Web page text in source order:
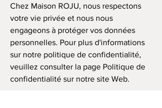
Chez Maison ROJU, nous respectons
votre vie privée et nous nous
engageons à protéger vos données
personnelles. Pour plus d'informations
sur notre politique de confidentialité,
veuillez consulter la page Politique de
confidentialité sur notre site Web.